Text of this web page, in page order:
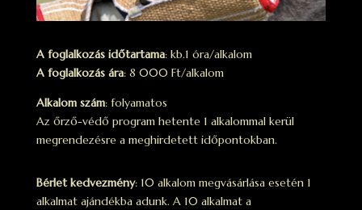
A foglalkozás időtartama: kb.1 óra/alkalom
A foglalkozás ára: 8 000 Ft/alkalom
Alkalom szám: folyamatos
Az őrző-védő program hetente 1 alkalommal kerül
megrendezésre a meghirdetett időpontokban.
Bérlet kedvezmény: 10 alkalom megvásárlása esetén 1
alkalmat ajándékba adunk. A 10 alkalmat a